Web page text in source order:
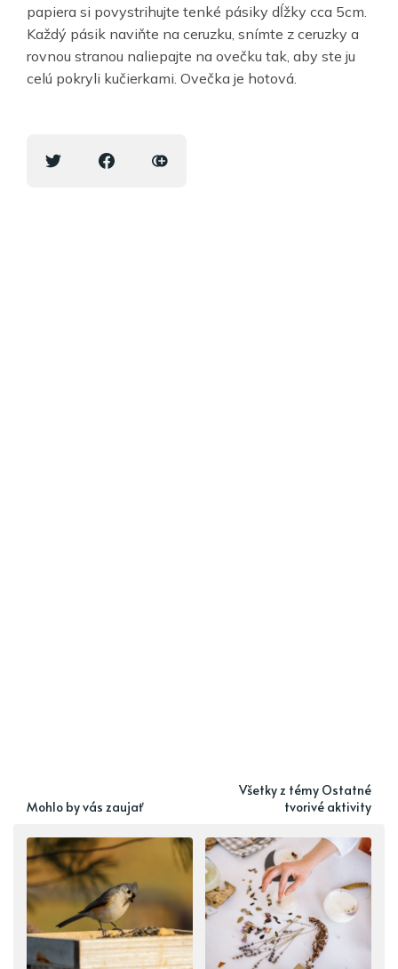
papiera si povystrihujte tenké pásiky dĺžky cca 5cm.
Každý pásik naviňte na ceruzku, snímte z ceruzky a
rovnou stranou naliepajte na ovečku tak, aby ste ju
celú pokryli kučierkami. Ovečka je hotová.
Mohlo by vás zaujať
Všetky z témy Ostatné
tvorivé aktivity